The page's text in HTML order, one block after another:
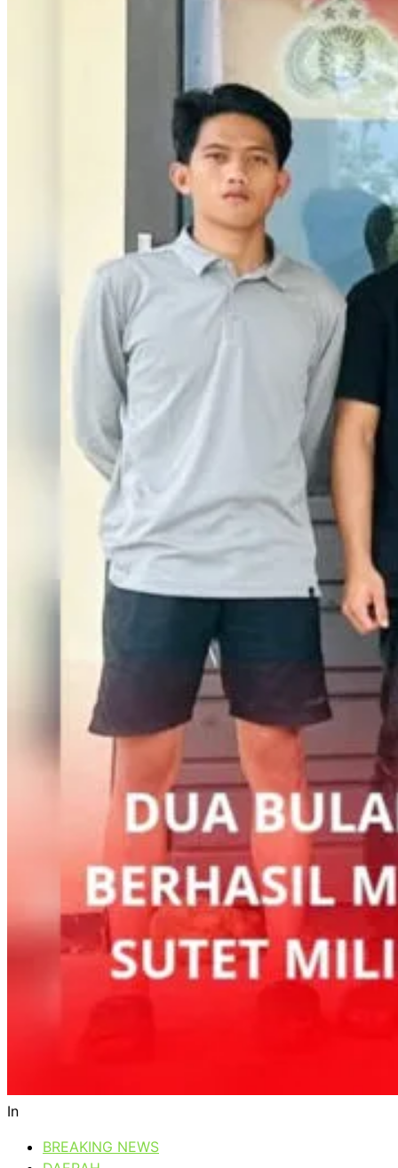
In
BREAKING NEWS